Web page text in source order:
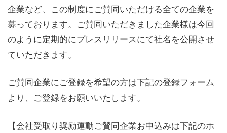
企業など、この制度にご賛同いただける全ての企業を
募っております。ご賛同いただきました企業様は今回
のように定期的にプレスリリースにて社名を公開させ
ていただきます。
ご賛同企業にご登録を希望の方は下記の登録フォーム
より、ご登録をお願いいたします。
【会社受取り奨励運動ご賛同企業お申込みは下記のホ